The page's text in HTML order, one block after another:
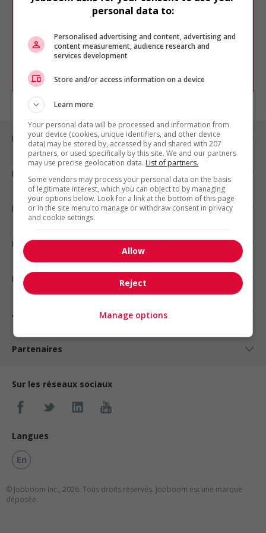
Veuillez faire une nouvelle recherche.
outils pour raffiner votre recherche, ou
chercher un poste selon votre profil
d'intérêt en emploi en vous
Emplois par ville
Emplois par secteur
Emplois par statut
Emplois par type
Nos suggestions
À propos
Partenaires
Sur les réseaux sociaux
Langues
En
© Jobboom Inc., 2026. Tous droits réservés. Jobboom est une marque
déposée.
personal data to:
Personalised advertising and content, advertising and
content measurement, audience research and
services development
Store and/or access information on a device
Learn more
Your personal data will be processed and information from
your device (cookies, unique identifiers, and other device
data) may be stored by, accessed by and shared with 207
partners, or used specifically by this site. We and our partners
may use precise geolocation data. List of partners.
Some vendors may process your personal data on the basis
of legitimate interest, which you can object to by managing
your options below. Look for a link at the bottom of this page
or in the site menu to manage or withdraw consent in privacy
and cookie settings.
Allow
Reject
Manage options